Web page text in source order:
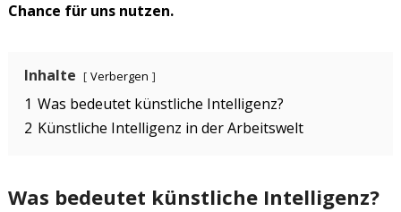
Chance für uns nutzen.
Inhalte Verbergen
1 Was bedeutet künstliche Intelligenz?
2 Künstliche Intelligenz in der Arbeitswelt
Was bedeutet künstliche Intelligenz?